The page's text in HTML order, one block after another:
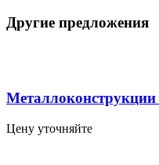
Другие предложения
Металлоконструкции
Цену уточняйте